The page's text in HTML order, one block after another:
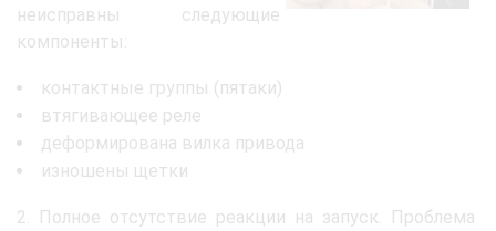
неисправны следующие
компоненты:
контактные группы (пятаки)
втягивающее реле
деформирована вилка привода
изношены щетки
2. Полное отсутствие реакции на запуск. Проблема